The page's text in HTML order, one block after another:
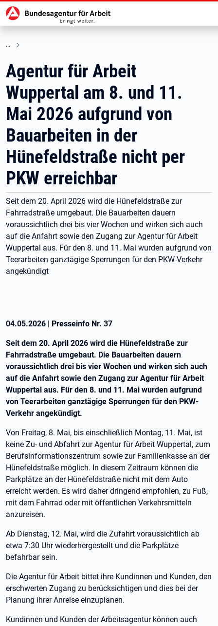
zu den Hauptinhalten springen
Hauptnavigation
Agentur für Arbeit
Wuppertal am 8. und 11.
Mai 2026 aufgrund von
Bauarbeiten in der
Hünefeldstraße nicht per
PKW erreichbar
Seit dem 20. April 2026 wird die Hünefeldstraße zur
Fahrradstraße umgebaut. Die Bauarbeiten dauern
voraussichtlich drei bis vier Wochen und wirken sich auch
auf die Anfahrt sowie den Zugang zur Agentur für Arbeit
Wuppertal aus. Für den 8. und 11. Mai wurden aufgrund von
Teerarbeiten ganztägige Sperrungen für den PKW-Verkehr
angekündigt
04.05.2026 | Presseinfo Nr. 37
Seit dem 20. April 2026 wird die Hünefeldstraße zur
Fahrradstraße umgebaut. Die Bauarbeiten dauern
voraussichtlich drei bis vier Wochen und wirken sich auch
auf die Anfahrt sowie den Zugang zur Agentur für Arbeit
Wuppertal aus. Für den 8. und 11. Mai wurden aufgrund
von Teerarbeiten ganztägige Sperrungen für den PKW-
Verkehr angekündigt.
Von Freitag, 8. Mai, bis einschließlich Montag, 11. Mai, ist
keine Zu- und Abfahrt zur Agentur für Arbeit Wuppertal, zum
Berufsinformationszentrum sowie zur Familienkasse an der
Hünefeldstraße möglich. In diesem Zeitraum können die
Parkplätze an der Hünefeldstraße nicht mit dem Auto
erreicht werden. Es wird daher dringend empfohlen, zu Fuß,
mit dem Fahrrad oder mit öffentlichen Verkehrsmitteln
anzureisen.
Ab Dienstag, 12. Mai, wird die Zufahrt voraussichtlich ab
etwa 7:30 Uhr wiederhergestellt und die Parkplätze
befahrbar sein.
Die Agentur für Arbeit bittet ihre Kundinnen und Kunden, den
erschwerten Zugang zu berücksichtigen und dies bei der
Planung ihrer Anreise einzuplanen.
Kundinnen und Kunden der Arbeitsagentur können auch